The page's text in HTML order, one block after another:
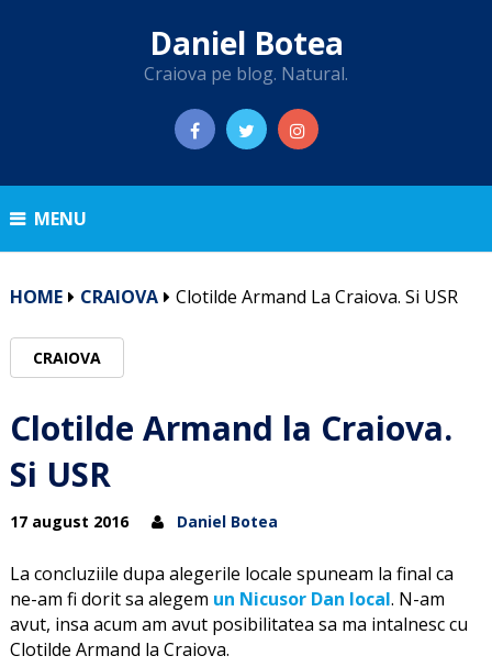
Daniel Botea
Craiova pe blog. Natural.
MENU
HOME CRAIOVA Clotilde Armand La Craiova. Si USR
CRAIOVA
Clotilde Armand la Craiova.
Si USR
17 august 2016 Daniel Botea
La concluziile dupa alegerile locale spuneam la final ca
ne-am fi dorit sa alegem un Nicusor Dan local. N-am
avut, insa acum am avut posibilitatea sa ma intalnesc cu
Clotilde Armand la Craiova.